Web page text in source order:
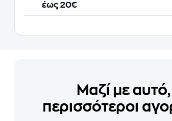
έως 20€
Μαζί με αυτό,
περισσότεροι